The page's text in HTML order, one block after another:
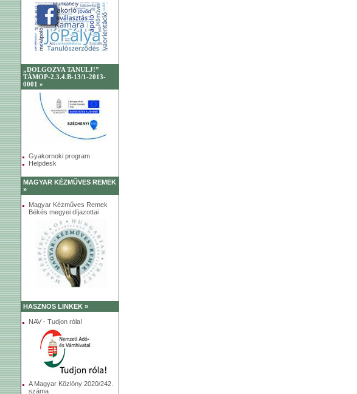
„DOLGOZVA TANULJ!”
TÁMOP-2.3.4.B-13/1-2013-
0001 »
Gyakornoki program
Helpdesk
MAGYAR KÉZMŰVES REMEK
»
Magyar Kézműves Remek
Békés megyei díjazottai
HASZNOS LINKEK »
NAV - Tudjon róla!
A Magyar Közlöny 2020/242.
száma